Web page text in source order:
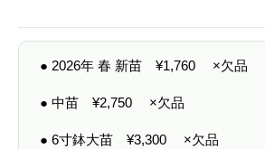
8
5
0
● 2026年 春 新苗 ¥1,760 ×欠品
● 中苗 ¥2,750 ×欠品
● 6寸鉢大苗 ¥3,300 ×欠品